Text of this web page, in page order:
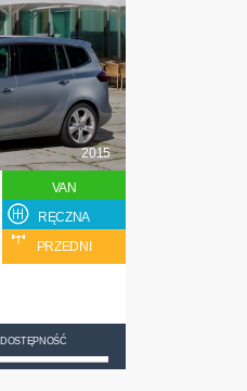
2015
VAN
RĘCZNA
PRZEDNI
DOSTĘPNOŚĆ